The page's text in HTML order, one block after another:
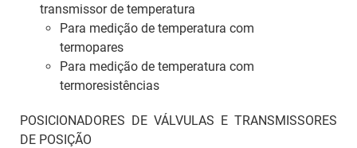
transmissor de temperatura
Para medição de temperatura com
termopares
Para medição de temperatura com
termoresistências
POSICIONADORES DE VÁLVULAS E TRANSMISSORES
DE POSIÇÃO